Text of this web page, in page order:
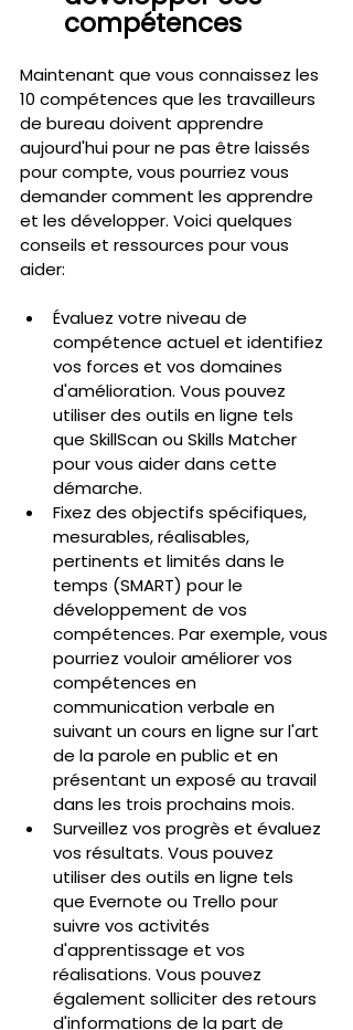
compétences
Maintenant que vous connaissez les
10 compétences que les travailleurs
de bureau doivent apprendre
aujourd'hui pour ne pas être laissés
pour compte, vous pourriez vous
demander comment les apprendre
et les développer. Voici quelques
conseils et ressources pour vous
aider:
Évaluez votre niveau de
compétence actuel et identifiez
vos forces et vos domaines
d'amélioration. Vous pouvez
utiliser des outils en ligne tels
que SkillScan ou Skills Matcher
pour vous aider dans cette
démarche.
Fixez des objectifs spécifiques,
mesurables, réalisables,
pertinents et limités dans le
temps (SMART) pour le
développement de vos
compétences. Par exemple, vous
pourriez vouloir améliorer vos
compétences en
communication verbale en
suivant un cours en ligne sur l'art
de la parole en public et en
présentant un exposé au travail
dans les trois prochains mois.
Surveillez vos progrès et évaluez
vos résultats. Vous pouvez
utiliser des outils en ligne tels
que Evernote ou Trello pour
suivre vos activités
d'apprentissage et vos
réalisations. Vous pouvez
également solliciter des retours
d'informations de la part de